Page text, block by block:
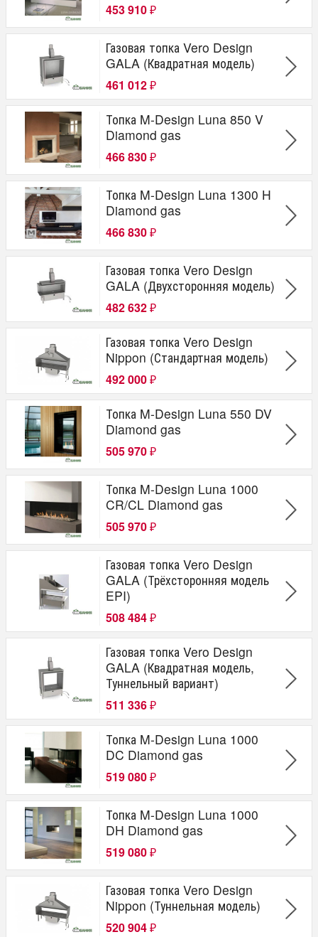
453 910 ₽
Газовая топка Vero Design
GALA (Квадратная модель)
461 012 ₽
Топка M-Design Luna 850 V
Diamond gas
466 830 ₽
Топка M-Design Luna 1300 H
Diamond gas
466 830 ₽
Газовая топка Vero Design
GALA (Двухсторонняя модель)
482 632 ₽
Газовая топка Vero Design
Nippon (Стандартная модель)
492 000 ₽
Топка M-Design Luna 550 DV
Diamond gas
505 970 ₽
Топка M-Design Luna 1000
CR/CL Diamond gas
505 970 ₽
Газовая топка Vero Design
GALA (Трёхсторонняя модель
EPI)
508 484 ₽
Газовая топка Vero Design
GALA (Квадратная модель,
Туннельный вариант)
511 336 ₽
Топка M-Design Luna 1000
DC Diamond gas
519 080 ₽
Топка M-Design Luna 1000
DH Diamond gas
519 080 ₽
Газовая топка Vero Design
Nippon (Туннельная модель)
520 904 ₽